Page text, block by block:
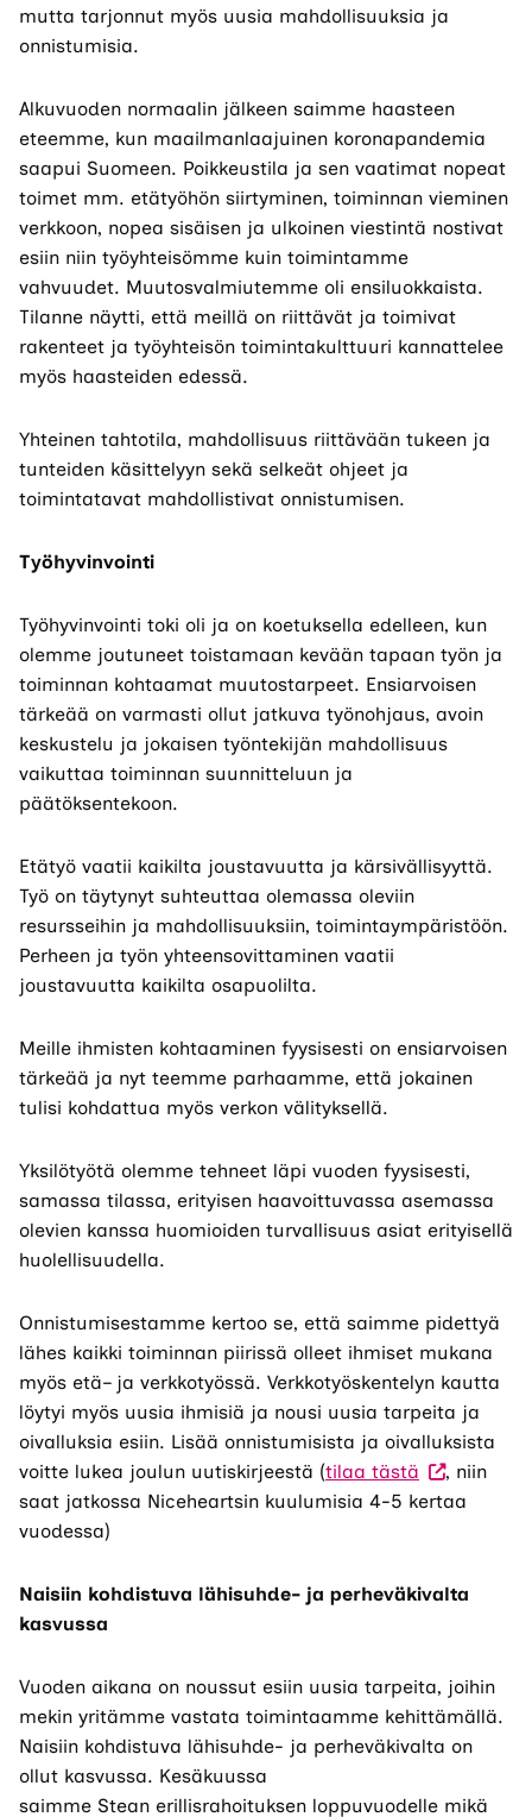
mutta tarjonnut myös uusia mahdollisuuksia ja
onnistumisia.
Alkuvuoden normaalin jälkeen saimme haasteen
eteemme, kun maailmanlaajuinen koronapandemia
saapui Suomeen. Poikkeustila ja sen vaatimat nopeat
toimet mm. etätyöhön siirtyminen, toiminnan vieminen
verkkoon, nopea sisäisen ja ulkoinen viestintä nostivat
esiin niin työyhteisömme kuin toimintamme
vahvuudet. Muutosvalmiutemme oli ensiluokkaista.
Tilanne näytti, että meillä on riittävät ja toimivat
rakenteet ja työyhteisön toimintakulttuuri kannattelee
myös haasteiden edessä.
Yhteinen tahtotila, mahdollisuus riittävään tukeen ja
tunteiden käsittelyyn sekä selkeät ohjeet ja
toimintatavat mahdollistivat onnistumisen.
Työhyvinvointi
Työhyvinvointi toki oli ja on koetuksella edelleen, kun
olemme joutuneet toistamaan kevään tapaan työn ja
toiminnan kohtaamat muutostarpeet. Ensiarvoisen
tärkeää on varmasti ollut jatkuva työnohjaus, avoin
keskustelu ja jokaisen työntekijän mahdollisuus
vaikuttaa toiminnan suunnitteluun ja
päätöksentekoon.
Etätyö vaatii kaikilta joustavuutta ja kärsivällisyyttä.
Työ on täytynyt suhteuttaa olemassa oleviin
resursseihin ja mahdollisuuksiin, toimintaympäristöön.
Perheen ja työn yhteensovittaminen vaatii
joustavuutta kaikilta osapuolilta.
Meille ihmisten kohtaaminen fyysisesti on ensiarvoisen
tärkeää ja nyt teemme parhaamme, että jokainen
tulisi kohdattua myös verkon välityksellä.
Yksilötyötä olemme tehneet läpi vuoden fyysisesti,
samassa tilassa, erityisen haavoittuvassa asemassa
olevien kanssa huomioiden turvallisuus asiat erityisellä
huolellisuudella.
Onnistumisestamme kertoo se, että saimme pidettyä
lähes kaikki toiminnan piirissä olleet ihmiset mukana
myös etä– ja verkkotyössä. Verkkotyöskentelyn kautta
löytyi myös uusia ihmisiä ja nousi uusia tarpeita ja
oivalluksia esiin. Lisää onnistumisista ja oivalluksista
voitte lukea joulun uutiskirjeestä (tilaa tästä
, niin
saat jatkossa Niceheartsin kuulumisia 4-5 kertaa
vuodessa)
Naisiin kohdistuva lähisuhde- ja perheväkivalta
kasvussa
Vuoden aikana on noussut esiin uusia tarpeita, joihin
mekin yritämme vastata toimintaamme kehittämällä.
Naisiin kohdistuva lähisuhde- ja perheväkivalta on
ollut kasvussa. Kesäkuussa
saimme Stean erillisrahoituksen loppuvuodelle mikä